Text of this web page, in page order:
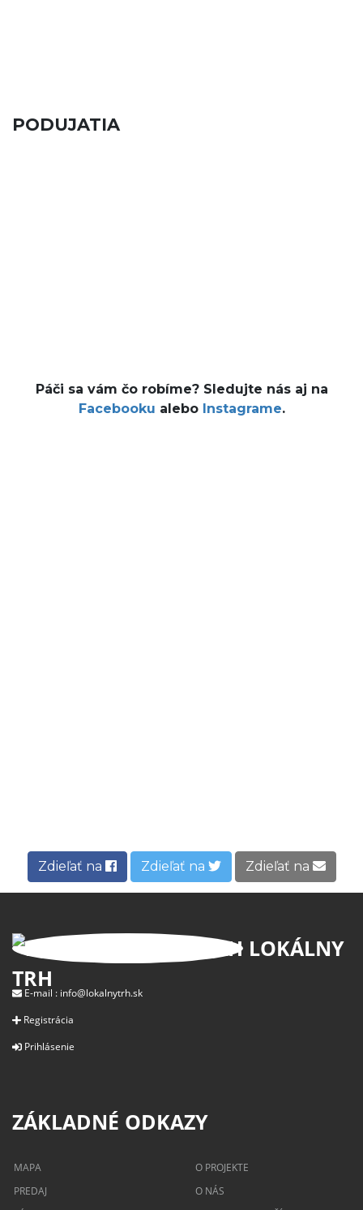
PODUJATIA
Páči sa vám čo robíme? Sledujte nás aj na
Facebooku alebo Instagrame.
Zdieľať na Zdieľať na Zdieľať na
LOKÁLNY
TRH
E-mail : info@lokalnytrh.sk
Registrácia
Prihlásenie
ZÁKLADNÉ ODKAZY
MAPA
PREDAJ
O PROJEKTE
O NÁS